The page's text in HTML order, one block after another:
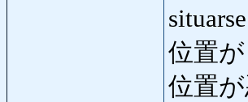
位置
位置